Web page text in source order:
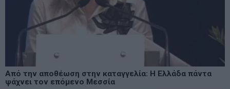
Από την αποθέωση στην καταγγελία: Η Ελλάδα πάντα
ψάχνει τον επόμενο Μεσσία